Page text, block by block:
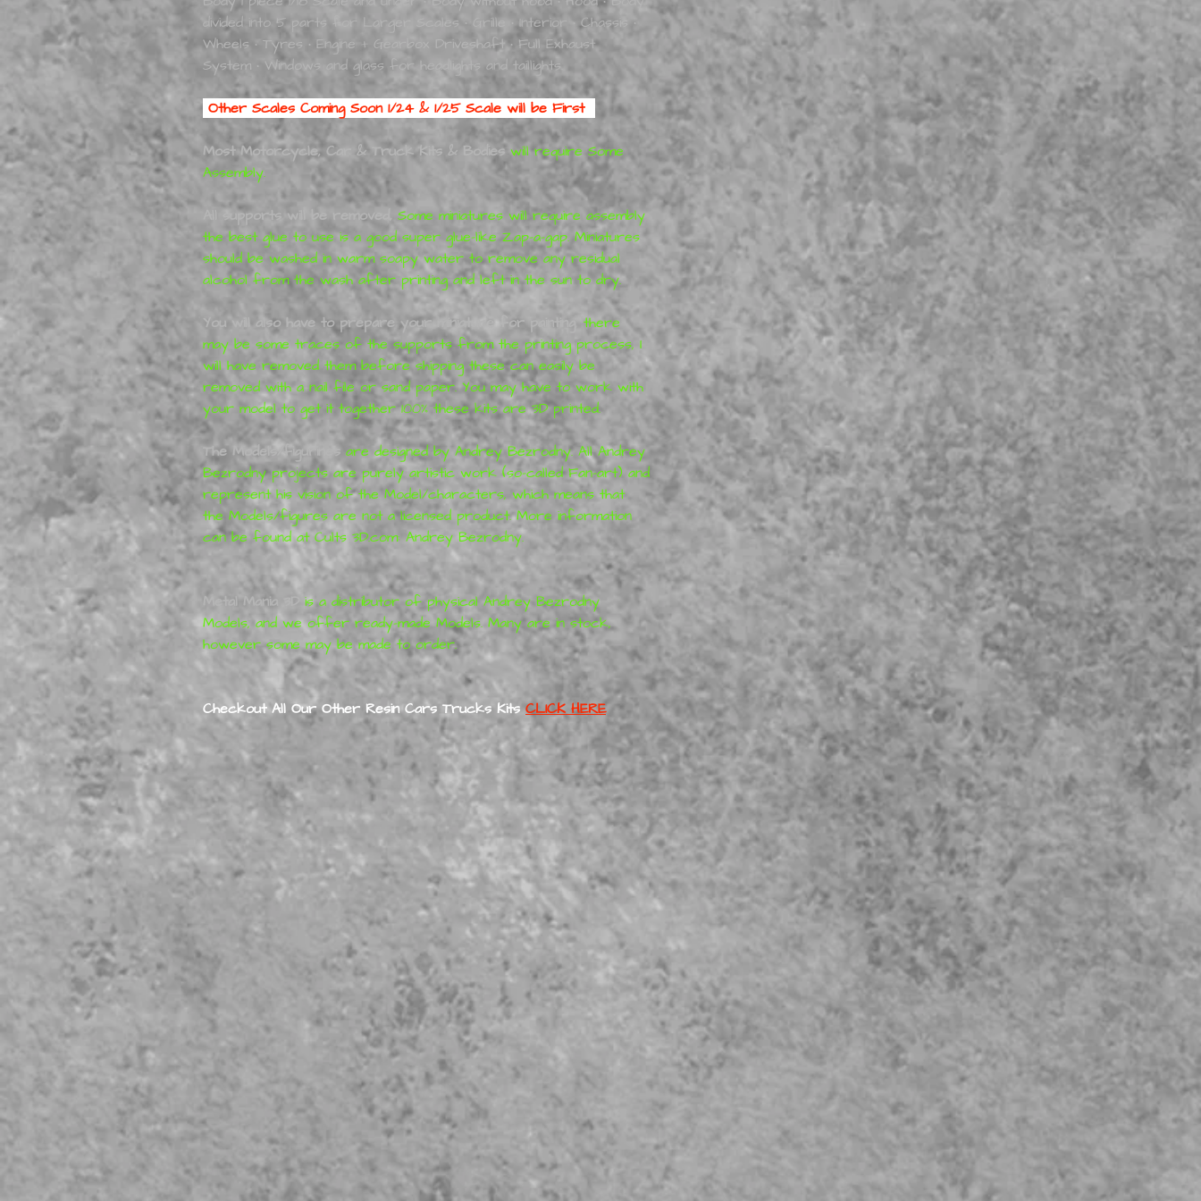
divided into 5 parts for Larger Scales • Grille • Interior • Chassis •
Wheels • Tyres • Engine + Gearbox Driveshaft • Full Exhaust
System • Windows and glass for headlights and taillights.
Other Scales Coming Soon 1/24 & 1/25 Scale will be First
Most Motorcycle, Car & Truck Kits & Bodieswill require Some
Assembly.
All supports will be removed,
Some miniatures will require assembly
the best glue to use is a good super glue-like Zap-a-gap. Miniatures
should be washed in warm soapy water to remove any residual
alcohol from the wash after printing and left in the sun to dry.
You will also have to prepare your miniature for painting
there
may be some traces of the supports from the printing process, I
will have removed them before shipping these can easily be
removed with a nail file or sand paper. You may have to work with
your model to get it together 100% these kits are 3D printed.
The Models/figurines are designed by Andrey Bezrodny. All Andrey
Bezrodny projects are purely artistic work (so-called Fan-art) and
represent his vision of the Model/characters, which means that
the Models/figures are not a licensed product. More information
can be found at Cults 3D.com: Andrey Bezrodny.
Metal Mania 3D
is a distributor of physical Andrey Bezrodny
Models, and we offer ready-made Models. Many are in stock,
however some may be made to order.
Checkout All Our Other Resin Cars Trucks Kits CLICK HERE
zwischen 250 und 150.000 US-Dollar oder eine
einjährige Gefängnisstrafe klagen.